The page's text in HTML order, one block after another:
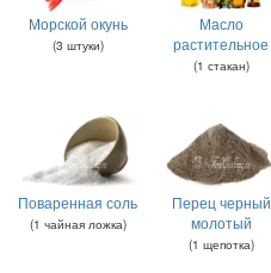
Морской окунь
(3 штуки)
Масло
растительное
(1 стакан)
Поваренная соль
(1 чайная ложка)
Перец черный
молотый
(1 щепотка)